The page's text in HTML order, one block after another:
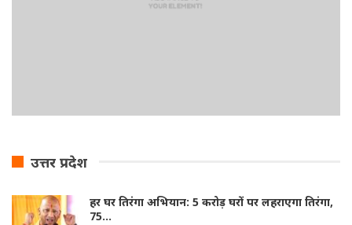
उत्तर प्रदेश
हर घर तिरंगा अभियान: 5 करोड़ घरों पर लहराएगा तिरंगा,
75…